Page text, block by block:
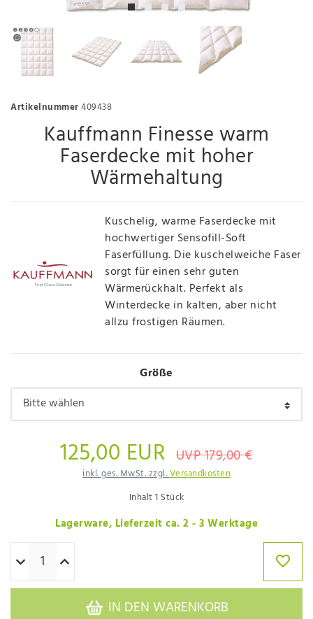
Artikelnummer409438
Kauffmann Finesse warm
Faserdecke mit hoher
Wärmehaltung
Kuschelig, warme Faserdecke mit
hochwertiger Sensofill-Soft
Faserfüllung. Die kuschelweiche Faser
sorgt für einen sehr guten
Wärmerückhalt. Perfekt als
Winterdecke in kalten, aber nicht
allzu frostigen Räumen.
Größe
125,00 EUR UVP 179,00 €
inkl. ges. MwSt. zzgl.Versandkosten
Inhalt1 Stück
Lagerware, Lieferzeit ca. 2 - 3 Werktage
IN DEN WARENKORB